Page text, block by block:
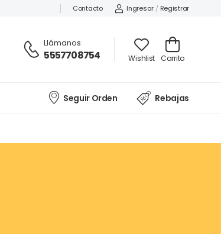
Contacto Ingresar / Registrar
Llámanos:
5557708754 Wishlist Carrito
Seguir Orden Rebajas